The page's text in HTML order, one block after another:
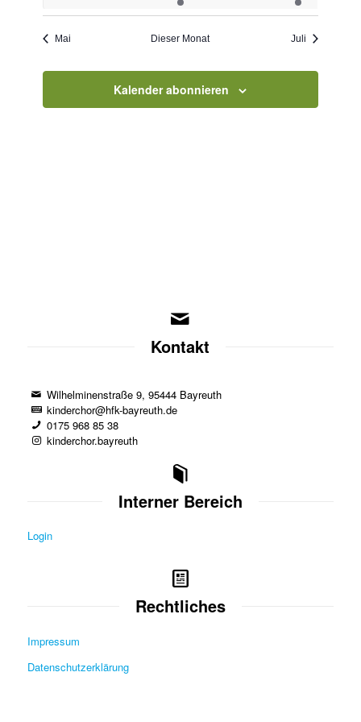
VeranstaltungenVeranstaltungen
VeranstaltungenVeranstaltungenVeranstaltungen
Mai Dieser Monat Juli
Kalender abonnieren
Kontakt
Wilhelminenstraße 9, 95444 Bayreuth
kinderchor@hfk-bayreuth.de
0175 968 85 38
kinderchor.bayreuth
Interner Bereich
Login
Rechtliches
Impressum
Datenschutzerklärung